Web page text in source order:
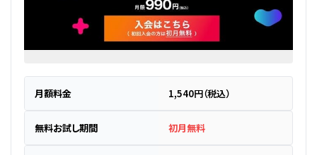
月額料金 1,540円（税込）
無料お試し期間 初月無料